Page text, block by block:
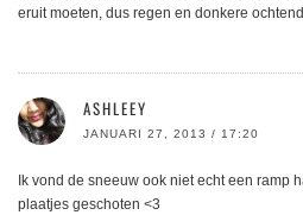
eruit moeten, dus regen en donkere
ASHLEEY
JANUARI 27, 2013 / 17:20
Ik vond de sneeuw ook niet echt een ramp
plaatjes geschoten <3